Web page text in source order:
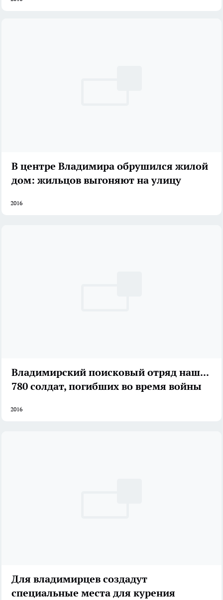
В центре Владимира обрушился жилой
дом: жильцов выгоняют на улицу
2016
Владимирский поисковый отряд нашел
780 солдат, погибших во время войны
2016
Для владимирцев создадут
специальные места для курения